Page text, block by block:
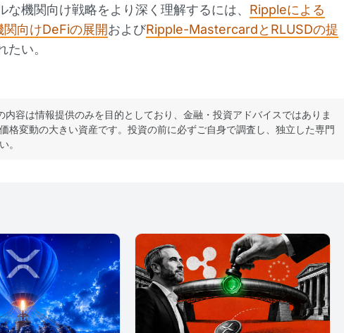
な機関向け戦略をより深く理解するには、 Rippleによる
向けDeFiの展開およびRipple-MastercardとRLUSDの提
たい。
内容は情報提供のみを目的としており、金融・投資アドバイスではありま
格変動の大きい資産です。投資の前に必ずご自身で調査し、独立した専門
。